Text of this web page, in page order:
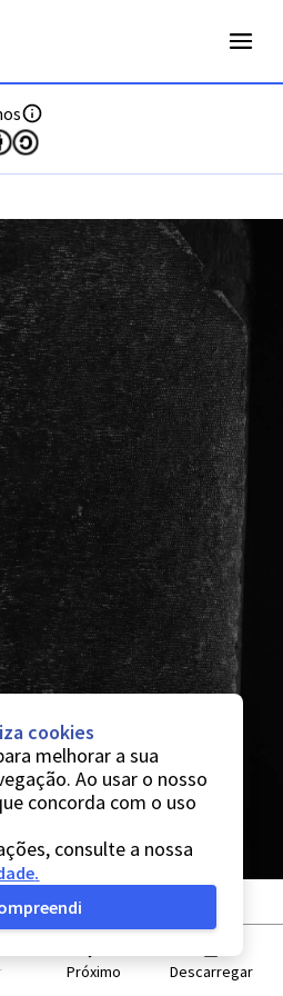
Próximo Descarregar
cookies
melhorar a sua
Ao usar o nosso
concorda com o uso
consulte a nossa
.